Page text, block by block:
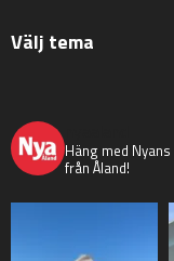
Välj tema
Häng med
från Åland!